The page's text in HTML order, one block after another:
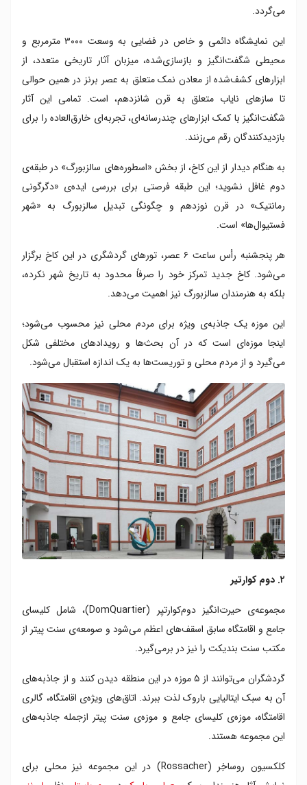
می‌گردد.
این نمایشگاه دائمی و خاص در فضایی به وسعت ۳۰۰۰ مترمربع و
محیطی شگفت‌انگیز و بازسازی‌شده، میزبان آثار تاریخی متعدد، از
ابزارهای کشف‌شده از معادن نمک متعلق به عصر برنز در همین حوالی
تا سازهای نایاب متعلق به قرن شانزدهم، است. تمامی این آثار
شگفت‌انگیز با کمک ابزارهای چندرسانه‌ای، تجربه‌ای خارق‌العاده را برای
بازدیدکنندگان رقم می‌زنند.
به هنگام دیدار از این کاخ، از بخش «اسطوره‌های سالزبورگ» در طبقه‌ی
دوم غافل نشوید؛ این طبقه فرصتی برای بررسی ایده‌ی «دگرگونی
رمانتیک» در قرن نوزدهم و چگونگی تبدیل سالزبورگ به «شهر
فستیوال‌ها» است.
هر پنجشنبه رأس ساعت ۶ عصر، تورهای گردشگری در این کاخ برگزار
می‌شود. کاخ جدید تمرکز خود را صرفاً محدود به تاریخ شهر نکرده،
بلکه به هنرمندان سالزبورگ نیز اهمیت می‌دهد.
این موزه یک جاذبه‌ی ویژه برای مردم محلی نیز محسوب می‌شود؛
اینجا موزه‌ای است که در آن بحث‌ها و رویدادهای مختلفی شکل
می‌گیرد و از مردم محلی و توریست‌ها به یک اندازه استقبال می‌شود.
۲. دوم کوارتیر
مجموعه‌ی حیرت‌انگیز دوم‌کوارتیِر (DomQuartier)، شامل کلیسای
جامع و اقامتگاه سابق اسقف‌های اعظم می‌شود و صومعه‌ی سنت پیتر از
مکتب سنت بندیکت را نیز در برمی‌گیرد.
گردشگران می‌توانند از ۵ موزه در این منطقه دیدن کنند و از جاذبه‌های
آن به سبک ایتالیایی باروک لذت ببرند. اتاق‌های ویژه‌ی اقامتگاه، گالری
اقامتگاه، موزه‌ی کلیسای جامع و موزه‌ی سنت پیتر ازجمله جاذبه‌های
این مجموعه هستند.
کلکسیون روساخِر (Rossacher) در این مجموعه نیز محلی برای